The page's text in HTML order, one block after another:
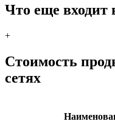
Что еще входит
+
Стоимость
сетях